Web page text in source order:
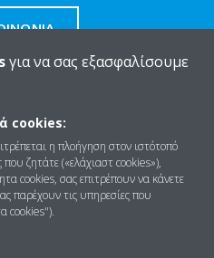
για να σας εξασφαλίσουμε
cookies:
η πλοήγηση στον ιστότοπό
ζητάτε («ελάχιαστ cookies»),
cookies, σας επιτρέπουν να κάνετε
παρέχουν τις υπηρεσίες που
cookies").